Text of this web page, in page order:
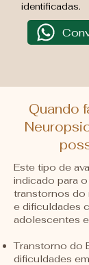
identificadas.
Quando
Este tipo de
indicado para
transtornos do
e dificuldades
adolescentes
Transtorno do
dificuldades